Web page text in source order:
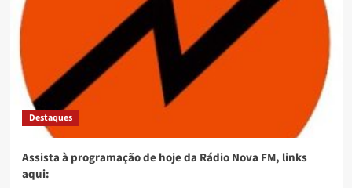
Destaques
Assista à programação de hoje da Rádio Nova FM, links
aqui: